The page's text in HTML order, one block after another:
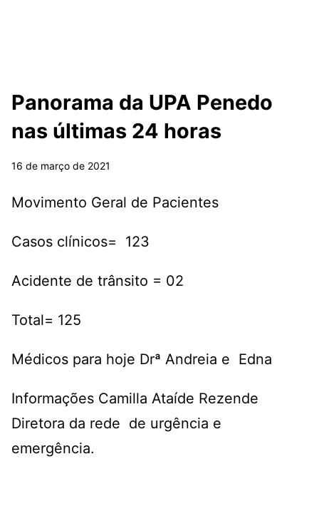
Panorama da UPA Penedo
nas últimas 24 horas
16 de março de 2021
Movimento Geral de Pacientes
Casos clínicos= 123
Acidente de trânsito = 02
Total= 125
Médicos para hoje Drª Andreia e Edna
Informações Camilla Ataíde Rezende
Diretora da rede de urgência e
emergência.